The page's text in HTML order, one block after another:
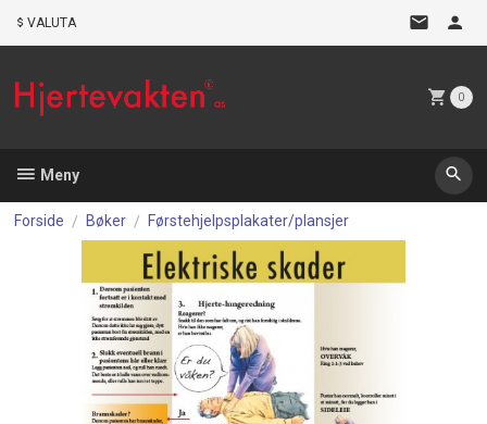
VALUTA
0
Meny
Forside Bøker Førstehjelpsplakater/plansjer